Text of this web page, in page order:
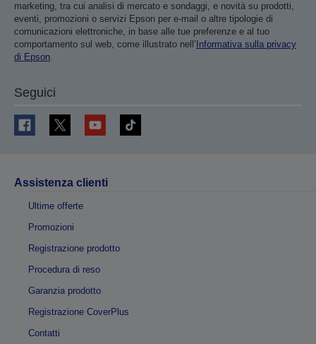
marketing, tra cui analisi di mercato e sondaggi, e novità su prodotti,
eventi, promozioni o servizi Epson per e-mail o altre tipologie di
comunicazioni elettroniche, in base alle tue preferenze e al tuo
comportamento sul web, come illustrato nell’ Informativa sulla privacy
di Epson.
Seguici
Assistenza clienti
Ultime offerte
Promozioni
Registrazione prodotto
Procedura di reso
Garanzia prodotto
Registrazione CoverPlus
Contatti